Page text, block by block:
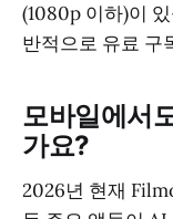
(1080p 이하)이
반적으로 유료 구
모바일에서
가요?
2026년 현재